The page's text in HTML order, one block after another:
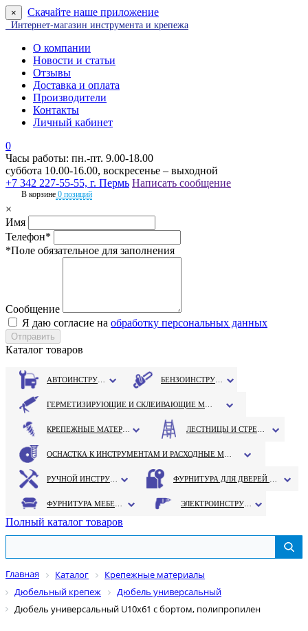
× Скачайте наше приложение
Интернет-магазин инструмента и крепежа
О компании
Новости и статьи
Отзывы
Доставка и оплата
Производители
Контакты
Личный кабинет
0
Часы работы: пн.-пт. 9.00-18.00
суббота 10.00-16.00, воскресенье – выходной
+7 342 227-55-55, г. Пермь Написать сообщение
В корзине 0 позиций
×
Имя
Телефон*
*Поле обязательное для заполнения
Сообщение
Я даю согласие на обработку персональных данных
Каталог товаров
Полный каталог товаров
Главная Каталог
Крепежные материалы
Дюбельный крепеж
Дюбель универсальный
Дюбель универсальный U10х61 c бортом, полипропилен